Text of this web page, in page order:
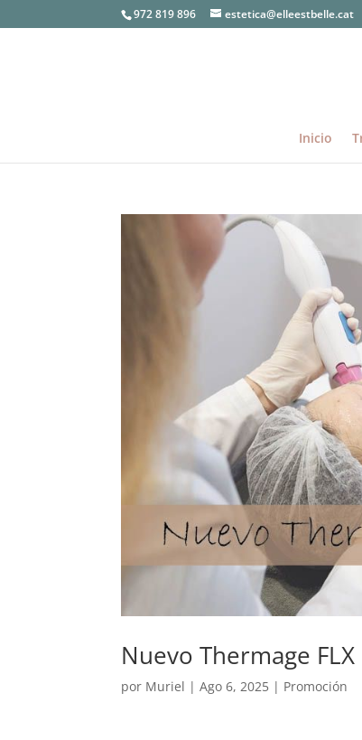
972 819 896 estetica@elleestbelle.cat
Inicio
Nuevo Thermage FLX
por Muriel |Ago 6, 2025 | Promoción